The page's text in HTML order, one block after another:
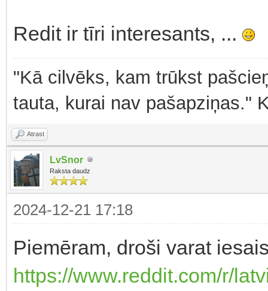
Redit ir tīri interesants, ...
"Kā cilvēks, kam trūkst
tauta, kurai nav pašapziņas."
Atrast
LvSnor
Raksta daudz
2024-12-21 17:18
Piemēram, droši varat
https://www.reddit.com/r/